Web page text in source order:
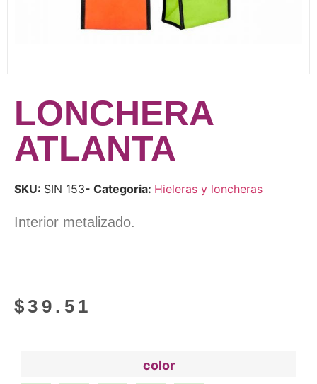
LONCHERA
ATLANTA
SKU: SIN 153- Categoria: Hieleras y loncheras
Interior metalizado.
$39.51
color